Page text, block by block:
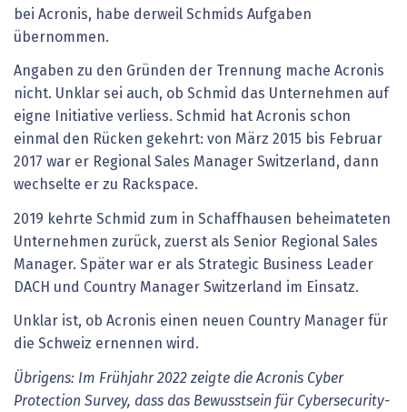
bei Acronis, habe derweil Schmids Aufgaben
übernommen.
Angaben zu den Gründen der Trennung mache Acronis
nicht. Unklar sei auch, ob Schmid das Unternehmen auf
eigne Initiative verliess. Schmid hat Acronis schon
einmal den Rücken gekehrt: von März 2015 bis Februar
2017 war er Regional Sales Manager Switzerland, dann
wechselte er zu Rackspace.
2019 kehrte Schmid zum in Schaffhausen beheimateten
Unternehmen zurück, zuerst als Senior Regional Sales
Manager. Später war er als Strategic Business Leader
DACH und Country Manager Switzerland im Einsatz.
Unklar ist, ob Acronis einen neuen Country Manager für
die Schweiz ernennen wird.
Übrigens: Im Frühjahr 2022 zeigte die Acronis Cyber
Protection Survey, dass das Bewusstsein für Cybersecurity-